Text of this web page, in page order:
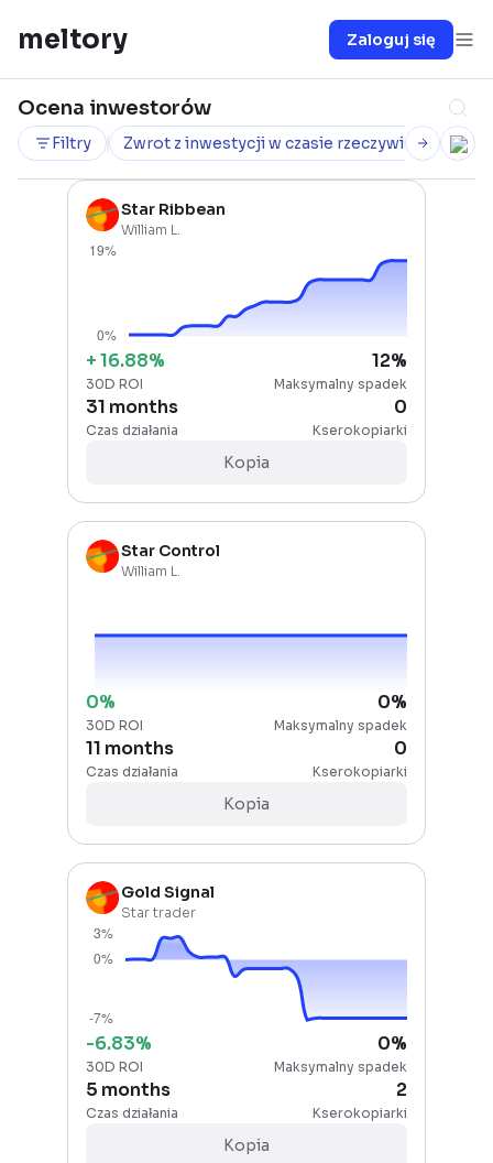
meltory Zaloguj się
Ocena inwestorów
Filtry Zwrot z inwestycji w czasie rzeczywistym
Star Ribbean
William L.
+16.88%
30D ROI
12%
Maksymalny spadek
31 months
Czas działania
0
Kserokopiarki
Kopia
Star Control
William L.
0%
30D ROI
0%
Maksymalny spadek
11 months
Czas działania
0
Kserokopiarki
Kopia
Gold Signal
Star trader
-6.83%
30D ROI
0%
Maksymalny spadek
5 months
Czas działania
2
Kserokopiarki
Kopia